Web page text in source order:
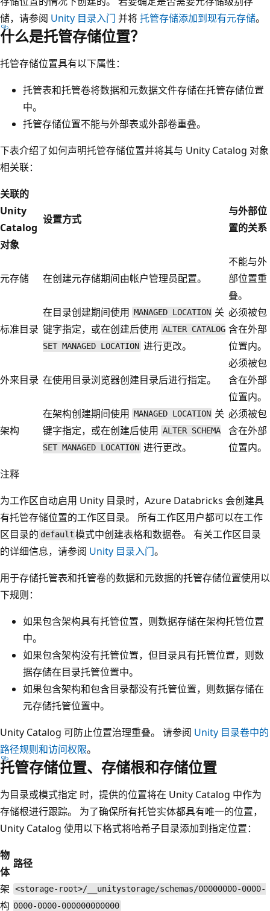
储，请参阅 Unity 目录入门 并将托管存储添加到现有元存储。
什么是托管存储位置？
托管存储位置具有以下属性：
托管表和托管卷将数据和元数据文件存储在托管存储位置
中。
托管存储位置不能与外部表或外部卷重叠。
下表介绍了如何声明托管存储位置并将其与 Unity Catalog 对象
相关联：
关联的
Unity
Catalog
对象
设置方式
与外部位
置的关系
元存储 在创建元存储期间由帐户管理员配置。
不能与外
部位置重
叠。
标准目录
在目录创建期间使用 MANAGED LOCATION 关
键字指定，或在创建后使用 ALTER CATALOG
SET MANAGED LOCATION 进行更改。
必须被包
含在外部
位置内。
外来目录 在使用目录浏览器创建目录后进行指定。
必须被包
含在外部
位置内。
架构
在架构创建期间使用 MANAGED LOCATION 关
键字指定，或在创建后使用 ALTER SCHEMA
SET MANAGED LOCATION 进行更改。
必须被包
含在外部
位置内。
注释
为工作区自动启用 Unity 目录时，Azure Databricks 会创建具
有托管存储位置的工作区目录。 所有工作区用户都可以在工作
区目录的 default 模式中创建表格和数据卷。 有关工作区目录
的详细信息，请参阅 Unity 目录入门。
用于存储托管表和托管卷的数据和元数据的托管存储位置使用以
下规则：
如果包含架构具有托管位置，则数据存储在架构托管位置
中。
如果包含架构没有托管位置，但目录具有托管位置，则数
据存储在目录托管位置中。
如果包含架构和包含目录都没有托管位置，则数据存储在
元存储托管位置中。
Unity Catalog 可防止位置治理重叠。 请参阅 Unity 目录卷中的
路径规则和访问权限。
托管存储位置、存储根和存储位置
为目录或模式指定 时，提供的位置将在 Unity Catalog 中作为
存储根进行跟踪。 为了确保所有托管实体都具有唯一的位置，
Unity Catalog 使用以下格式将哈希子目录添加到指定位置：
物
体
路径
架
构
<storage-root>/__unitystorage/schemas/00000000-0000-
0000-0000-000000000000